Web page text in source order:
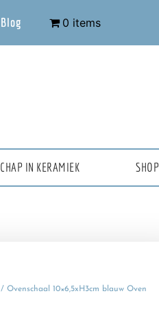
Blog 0 items
IN KERAMIEK SHOP
/ Ovenschaal 10×6,5xH3cm blauw Oven